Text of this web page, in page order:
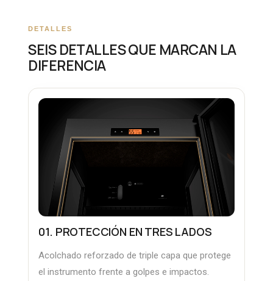
DETALLES
SEIS DETALLES QUE MARCAN LA
DIFERENCIA
01. PROTECCIÓN EN TRES LADOS
Acolchado reforzado de triple capa que protege
el instrumento frente a golpes e impactos.